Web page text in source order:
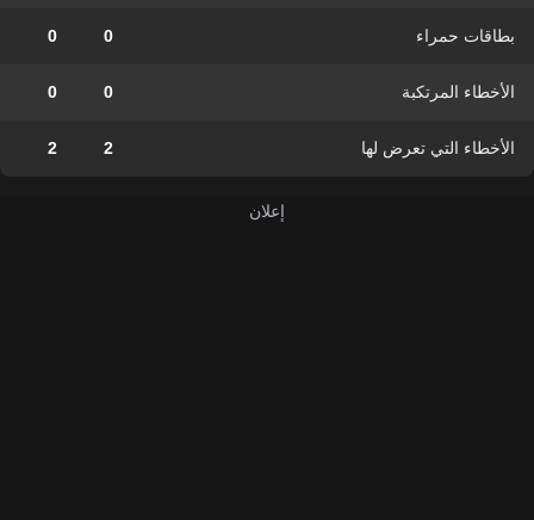
بطاقات حمراء 0
0
الأخطاء المرتكبة 0
0
الأخطاء التي تعرض لها 2
2